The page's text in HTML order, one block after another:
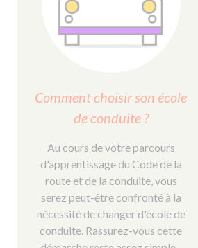
Comment choisir son école
de conduite ?
Au cours de votre parcours
d'apprentissage du Code de la
route et de la conduite, vous
serez peut-être confronté à la
nécessité de changer d'école de
conduite. Rassurez-vous cette